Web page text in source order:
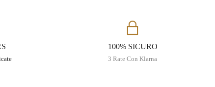
100% SICURO
3 Rate Con Klarna